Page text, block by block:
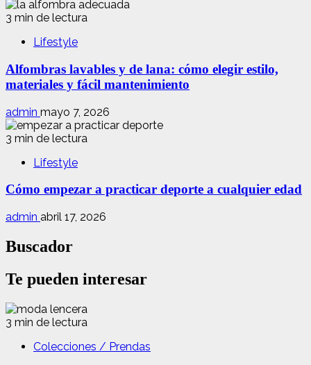
3 min de lectura
Lifestyle
Alfombras lavables y de lana: cómo elegir estilo,
materiales y fácil mantenimiento
admin mayo 7, 2026
3 min de lectura
Lifestyle
Cómo empezar a practicar deporte a cualquier edad
admin abril 17, 2026
Buscador
Te pueden interesar
3 min de lectura
Colecciones / Prendas